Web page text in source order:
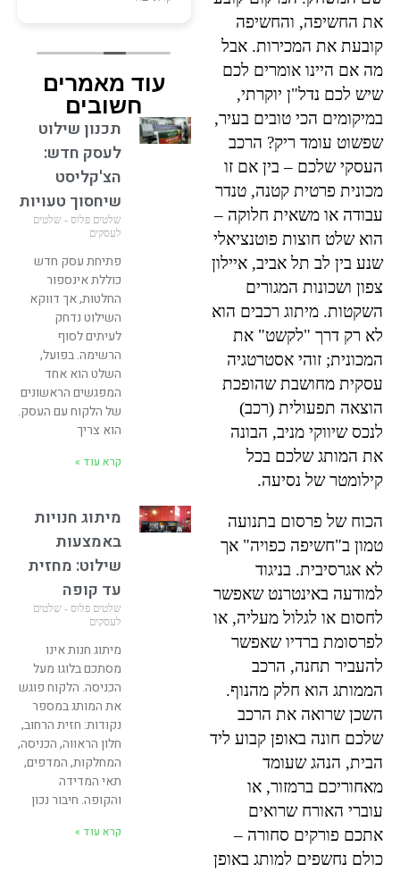
את החשיפה, והחשיפה
קובעת את המכירות. אבל
מה אם היינו אומרים לכם
שיש לכם נדל"ן יוקרתי,
במיקומים הכי טובים בעיר,
שפשוט עומד ריק? הרכב
העסקי שלכם – בין אם זו
מכונית פרטית קטנה, טנדר
עבודה או משאית חלוקה –
הוא שלט חוצות פוטנציאלי
שנע בין לב תל אביב, איילון
צפון ושכונות המגורים
השקטות. מיתוג רכבים הוא
לא רק דרך "לקשט" את
המכונית; זוהי אסטרטגיה
עסקית מחושבת שהופכת
הוצאה תפעולית (רכב)
לנכס שיווקי מניב, הבונה
את המותג שלכם בכל
קילומטר של נסיעה.
הכוח של פרסום בתנועה
טמון ב"חשיפה כפויה" אך
לא אגרסיבית. בניגוד
למודעה באינטרנט שאפשר
לחסום או לגלול מעליה, או
לפרסומת ברדיו שאפשר
להעביר תחנה, הרכב
הממותג הוא חלק מהנוף.
השכן שרואה את הרכב
שלכם חונה באופן קבוע ליד
הבית, הנהג שעומד
מאחוריכם ברמזור, או
עוברי האורח שרואים
אתכם פורקים סחורה –
כולם נחשפים למותג באופן
ממליצה בחום!
שלטים ופרסום לארועים
קרה לא אחת שנתקעתי עם
ספק שעבדתי איתו בעבר
ומוטי היקר שהוא ממש
מלאך הציל אותי. זה אדם
שעובד עם הנשמה, מחייך
כל הזמן אפי' דרך הטלפון
אפשר להרגיש את החיוך.
כיף לעבוד איתו. מחכה
לעוד עבודות בשביל להזמין
ממנו.
עוד מאמרים
חשובים
תכנון שילוט
לעסק חדש:
הצ'קליסט
שיחסוך טעויות
שלטים פלוס - שלטים
לעסקים
פתיחת עסק חדש
כוללת אינספור
החלטות, אך דווקא
השילוט נדחק
לעיתים לסוף
הרשימה. בפועל,
השלט הוא אחד
המפגשים הראשונים
של הלקוח עם העסק.
הוא צריך
קרא עוד »
מיתוג חנויות
באמצעות
שילוט: מחזית
עד קופה
שלטים פלוס - שלטים
לעסקים
מיתוג חנות אינו
מסתכם בלוגו מעל
הכניסה. הלקוח פוגש
את המותג במספר
נקודות: חזית הרחוב,
חלון הראווה, הכניסה,
המחלקות, המדפים,
תאי המדידה
והקופה. חיבור נכון
קרא עוד »